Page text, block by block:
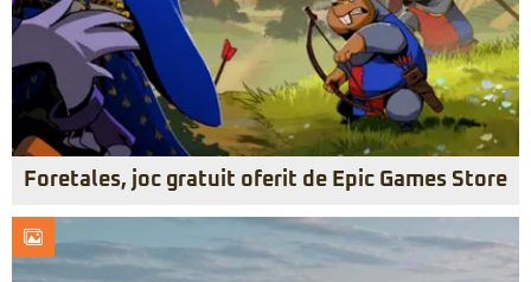
Foretales, joc gratuit oferit de Epic Games Store